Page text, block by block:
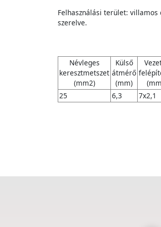
Felhasználási terület:
szerelve.
Névleges
keresztmetszet
(mm2)
Külső
átmérő
(mm)
25
6,3 7x2,1